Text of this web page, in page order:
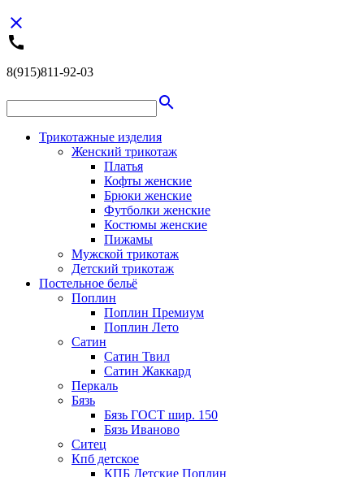
close
call
8(915)811-92-03
search
Трикотажные изделия
Женский трикотаж
Платья
Кофты женские
Брюки женские
Футболки женские
Костюмы женские
Пижамы
Мужской трикотаж
Детский трикотаж
Постельное бельё
Поплин
Поплин Премиум
Поплин Лето
Сатин
Сатин Твил
Сатин Жаккард
Перкаль
Бязь
Бязь ГОСТ шир. 150
Бязь Иваново
Ситец
Кпб детское
КПБ Детские Поплин